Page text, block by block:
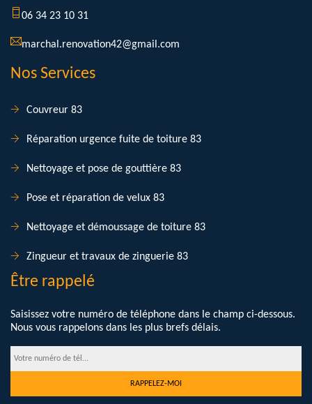
06 34 23 10 31
marchal.renovation42@gmail.com
Nos Services
Couvreur 83
Réparation urgence fuite de toiture 83
Nettoyage et pose de gouttière 83
Pose et réparation de velux 83
Nettoyage et démoussage de toiture 83
Zingueur et travaux de zinguerie 83
Être rappelé
Saisissez votre numéro de téléphone dans le champ ci-dessous.
Nous vous rappelons dans les plus brefs délais.